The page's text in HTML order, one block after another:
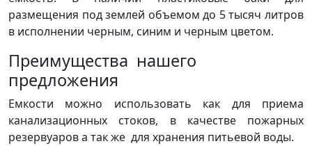
размещения под землей объемом до 5 тысяч литров
в исполнении черным, синим и черным цветом.
Преимущества нашего
предложения
Емкости можно использовать как для приема
канализационных стоков, в качестве пожарных
резервуаров а так же для хранения питьевой воды.